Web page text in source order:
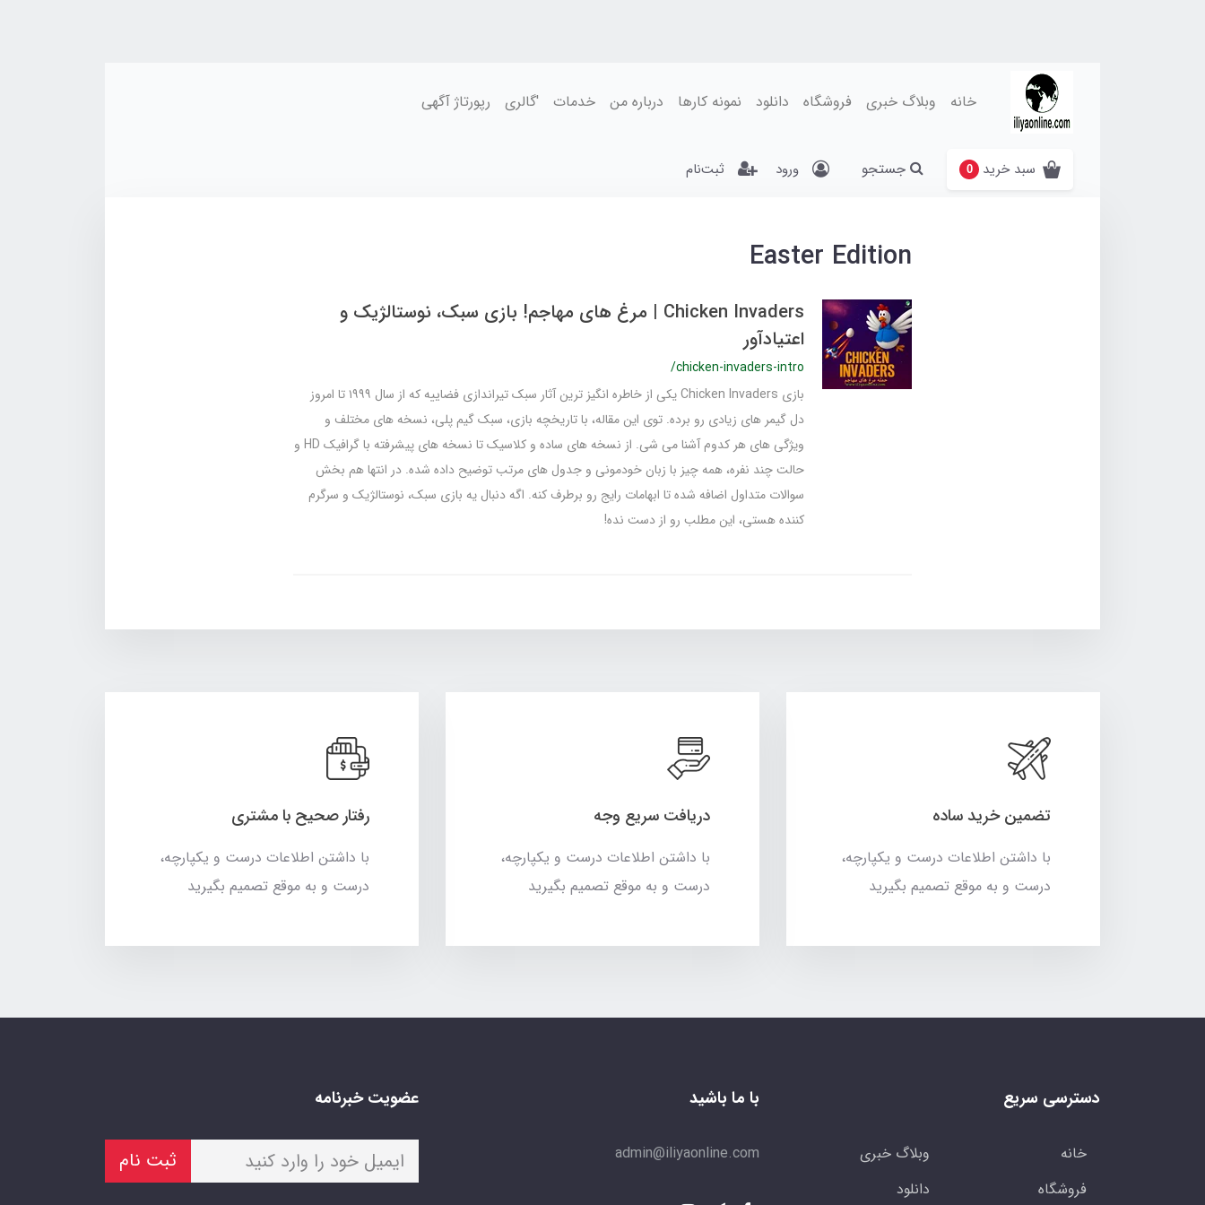
خانه وبلاگ خبری فروشگاه دانلود نمونه کارها درباره من خدمات 'گالری رپورتاژ آگهی
سبد خرید 0 جستجو ورود ثبت‌نام
Easter Edition
Chicken Invaders | مرغ‌ های مهاجم! بازی سبک، نوستالژیک و
اعتیادآور
/chicken-invaders-intro
بازی Chicken Invaders یکی از خاطره‌ انگیز ترین آثار سبک تیراندازی فضاییه که از سال ۱۹۹۹ تا امروز
دل گیمر های زیادی رو برده. توی این مقاله، با تاریخچه بازی، سبک گیم‌ پلی، نسخه‌ های مختلف و
ویژگی‌ های هر کدوم آشنا می‌ شی. از نسخه‌ های ساده و کلاسیک تا نسخه‌ های پیشرفته با گرافیک HD و
حالت چند نفره، همه چیز با زبان خودمونی و جدول‌ های مرتب توضیح داده شده. در انتها هم بخش
سوالات متداول اضافه شده تا ابهامات رایج رو برطرف کنه. اگه دنبال یه بازی سبک، نوستالژیک و سرگرم‌
کننده هستی، این مطلب رو از دست نده!
تضمین خرید ساده
با داشتن اطلاعات درست و یکپارچه،
درست و به موقع تصمیم بگیرید
دریافت سریع وجه
با داشتن اطلاعات درست و یکپارچه،
درست و به موقع تصمیم بگیرید
رفتار صحیح با مشتری
با داشتن اطلاعات درست و یکپارچه،
درست و به موقع تصمیم بگیرید
دسترسی سریع
خانه
وبلاگ خبری
فروشگاه
دانلود
با ما باشید
admin@iliyaonline.com
عضویت خبرنامه
ثبت نام